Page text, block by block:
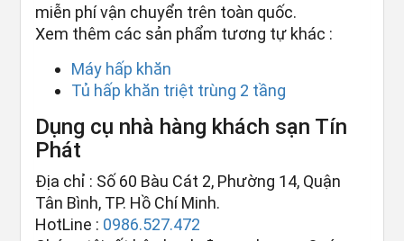
miễn phí vận chuyển trên toàn quốc.
Xem thêm các sản phẩm tương tự khác :
Máy hấp khăn
Tủ hấp khăn triệt trùng 2 tầng
Dụng cụ nhà hàng khách sạn Tín
Phát
Địa chỉ : Số 60 Bàu Cát 2, Phường 14, Quận
Tân Bình, TP. Hồ Chí Minh.
HotLine : 0986.527.472